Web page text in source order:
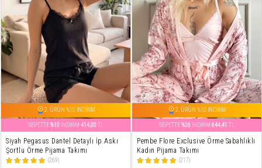
2. ÜRÜN %10 İNDİRİM
SEPETTE%10 İNDİRİM 414,00 TL
Siyah Pegasus Dantel Detaylı İp Askı
Şortlu Örme Pijama Takımı
(269)
2. ÜRÜN %10 İNDİRİM
SEPETTE%26 İNDİRİM 644,41 TL
Pembe Flore Exclusive Örme Sabahlıklı
Kadın Pijama Takımı
(217)